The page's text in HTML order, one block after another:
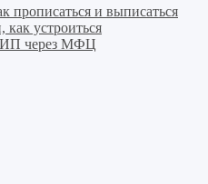
и выписаться
устроиться
ИП через МФЦ